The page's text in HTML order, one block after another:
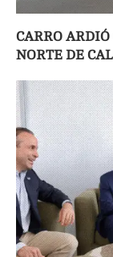
CARRO
NORTE DE